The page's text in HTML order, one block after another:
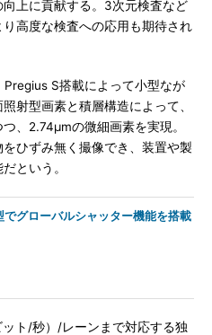
上に貢献する。3次元検査など
高度な検査への応用も期待され
S搭載によって小型なが
射型画素と積層構造によって、
、2.74μmの微細画素を実現。
ひずみ無く撮像でき、装置や製
という。
でグローバルシャッター機能を搭載
ト/秒）/レーンまで対応する独